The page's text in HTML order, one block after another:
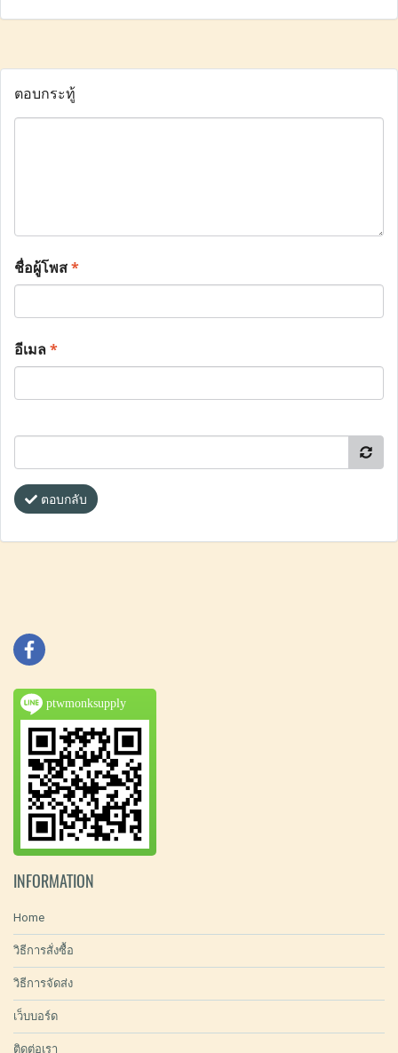
ตอบกระทู้
ชื่อผู้โพส*
อีเมล*
ตอบกลับ
ptwmonksupply
INFORMATION
Home
วิธีการสั่งซื้อ
วิธีการจัดส่ง
เว็บบอร์ด
ติดต่อเรา